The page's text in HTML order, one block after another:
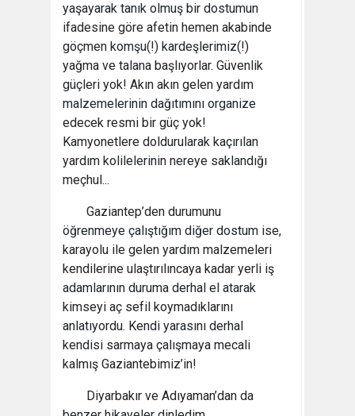
yaşayarak tanık olmuş bir dostumun
ifadesine göre afetin hemen akabinde
göçmen komşu(!) kardeşlerimiz(!)
yağma ve talana başlıyorlar. Güvenlik
güçleri yok! Akın akın gelen yardım
malzemelerinin dağıtımını organize
edecek resmi bir güç yok!
Kamyonetlere doldurularak kaçırılan
yardım kolilelerinin nereye saklandığı
meçhul...
Gaziantep’den durumunu
öğrenmeye çalıştığım diğer dostum ise,
karayolu ile gelen yardım malzemeleri
kendilerine ulaştırılıncaya kadar yerli iş
adamlarının duruma derhal el atarak
kimseyi aç sefil koymadıklarını
anlatıyordu. Kendi yarasını derhal
kendisi sarmaya çalışmaya mecali
kalmış Gaziantebimiz’in!
Diyarbakır ve Adıyaman’dan da